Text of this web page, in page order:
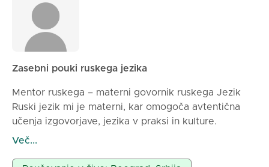
Zasebni pouki ruskega jezika
Mentor ruskega – materni govornik ruskega Jezik
Ruski jezik mi je materni, kar omogoča avtentična
učenja izgovorjave, jezika v praksi in kulture.
Delujem po sodobnih metodah, z individualnim
konverzaciji, gramatiki in praktični uporabi jezika v
Več...